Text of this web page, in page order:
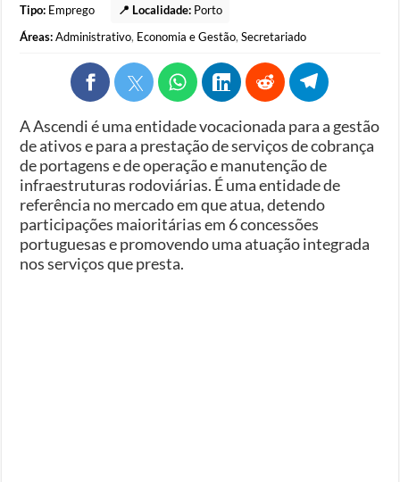
Tipo: Emprego 📍 Localidade: Porto
Áreas: Administrativo, Economia e Gestão,Secretariado
A Ascendi é uma entidade vocacionada para a gestão
de ativos e para a prestação de serviços de cobrança
de portagens e de operação e manutenção de
infraestruturas rodoviárias. É uma entidade de
referência no mercado em que atua, detendo
participações maioritárias em 6 concessões
portuguesas e promovendo uma atuação integrada
nos serviços que presta.